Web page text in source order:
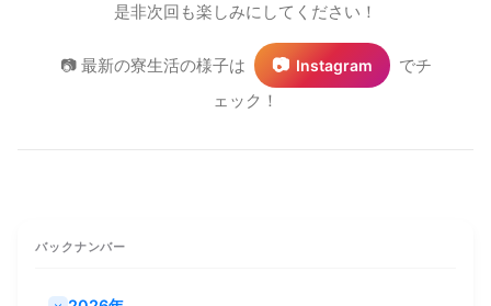
バックナンバー
是非次回も楽しみにしてください！
📷 最新の寮生活の様子は 📷 Instagram
でチ
ェック！